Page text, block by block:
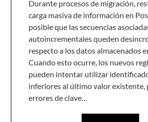
Durante procesos de migración,
carga masiva de información en
posible que las secuencias
autoincrementales queden
respecto a los datos almacenados
Cuando esto ocurre, los nuevos
pueden intentar utilizar
inferiores al último valor existente,
errores de clave…